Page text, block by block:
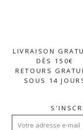
LIVRAISON
DÈS 150€
RETOURS
SOUS 14